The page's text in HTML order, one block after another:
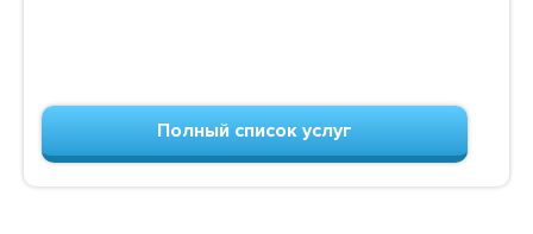
Полный список услуг